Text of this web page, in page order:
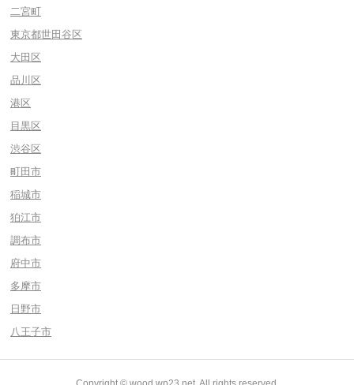
二宮町
東京都世田谷区
大田区
品川区
港区
目黒区
渋谷区
町田市
稲城市
狛江市
調布市
府中市
多摩市
日野市
八王子市